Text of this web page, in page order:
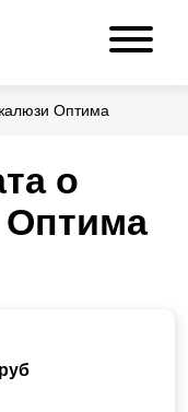
Оптима
о
Оптима